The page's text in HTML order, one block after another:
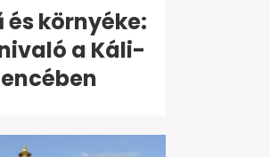
és környéke:
a Káli-